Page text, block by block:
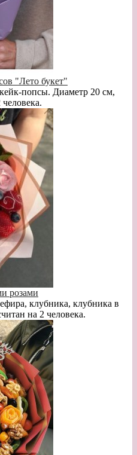
"Лето букет"
попсы. Диаметр 20 см,
розами
клубника, клубника в
на 2 человека.